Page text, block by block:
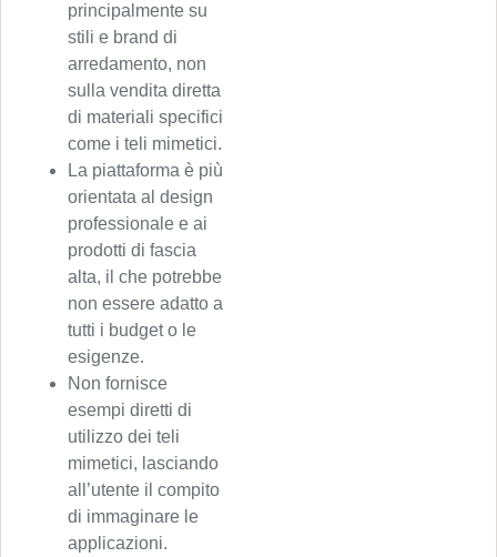
principalmente su
stili e brand di
arredamento, non
sulla vendita diretta
di materiali specifici
come i teli mimetici.
La piattaforma è più
orientata al design
professionale e ai
prodotti di fascia
alta, il che potrebbe
non essere adatto a
tutti i budget o le
esigenze.
Non fornisce
esempi diretti di
utilizzo dei teli
mimetici, lasciando
all’utente il compito
di immaginare le
applicazioni.